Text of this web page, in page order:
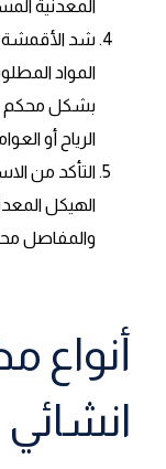
المعدنية
شد الأقمشة
المواد
بشكل محكم
الرياح أو
التأكد من
الهيكل
والمفاصل
أنواع
انشائي